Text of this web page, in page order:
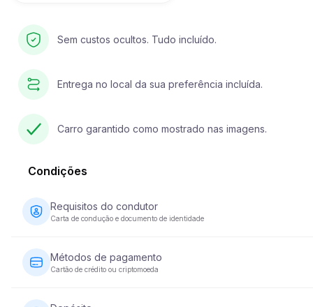
Sem custos ocultos. Tudo incluído.
Entrega no local da sua preferência incluída.
Carro garantido como mostrado nas imagens.
Condições
Requisitos do condutor
Carta de condução e documento de identidade
carta de condução válida. É igualmente necessário um
de identidade (passaporte ou bilhete de identidade nacional).
Alguns veículos podem exigir que o condutor tenha a sua
Métodos de pagamento
Cartão de crédito ou criptomoeda